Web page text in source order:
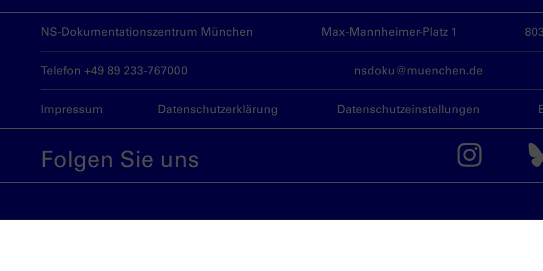
NS-Dokumentationszentrum München Max-Mannheimer-Platz 1
Telefon +49 89 233-767000 nsdoku@muenchen.de
Impressum Datenschutzerklärung Datenschutzeinstellungen
Folgen Sie uns Das